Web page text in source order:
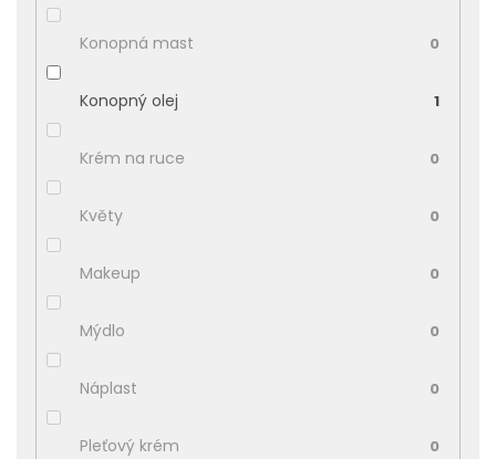
Konopná mast 0
Konopný olej 1
Krém na ruce 0
Květy 0
Makeup 0
Mýdlo 0
Náplast 0
Pleťový krém 0